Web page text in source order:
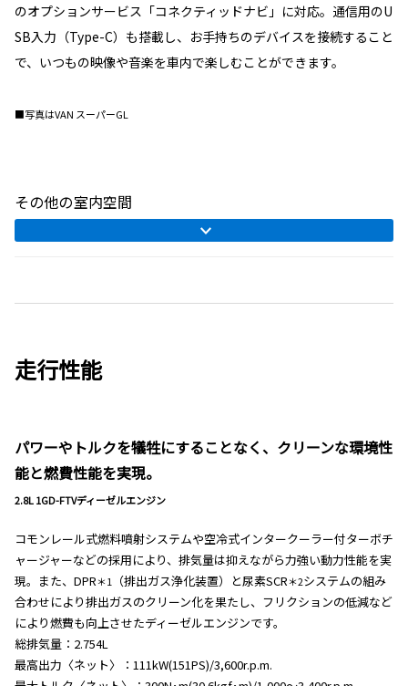
のオプションサービス「コネクティッドナビ」に対応。通信用のU
SB入力（Type-C）も搭載し、お手持ちのデバイスを接続すること
で、いつもの映像や音楽を車内で楽しむことができます。
■写真はVAN スーパーGL
その他の室内空間
走行性能
パワーやトルクを犠牲にすることなく、クリーンな環境性
能と燃費性能を実現。
2.8L 1GD-FTVディーゼルエンジン
コモンレール式燃料噴射システムや空冷式インタークーラー付ターボチ
ャージャーなどの採用により、排気量は抑えながら力強い動力性能を実
現。また、DPR＊1 （排出ガス浄化装置）と尿素SCR＊2システムの組み
合わせにより排出ガスのクリーン化を果たし、フリクションの低減など
により燃費も向上させたディーゼルエンジンです。
総排気量：2.754L
最高出力〈ネット〉：111kW(151PS)/3,600r.p.m.